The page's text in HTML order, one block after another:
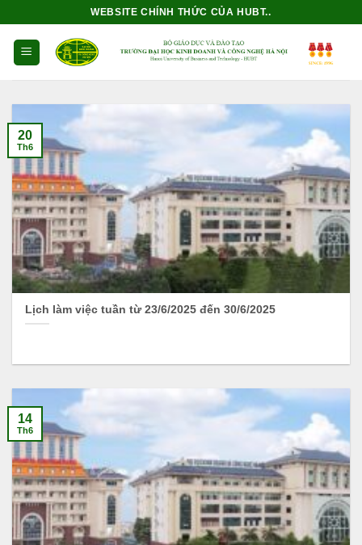
dung
WEBSITE CHÍNH THỨC CỦA HUBT..
Lịch làm việc tuần từ 23/6/2025 đến 30/6/2025
20
Th6
14
Th6